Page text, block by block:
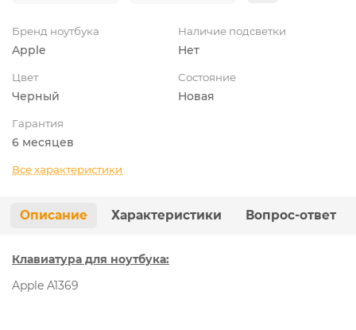
Бренд ноутбука
Apple
Наличие подсветки
Нет
Цвет
Черный
Состояние
Новая
Гарантия
6 месяцев
Все характеристики
Описание Характеристики Вопрос-ответ
Клавиатура для ноутбука:
Apple A1369